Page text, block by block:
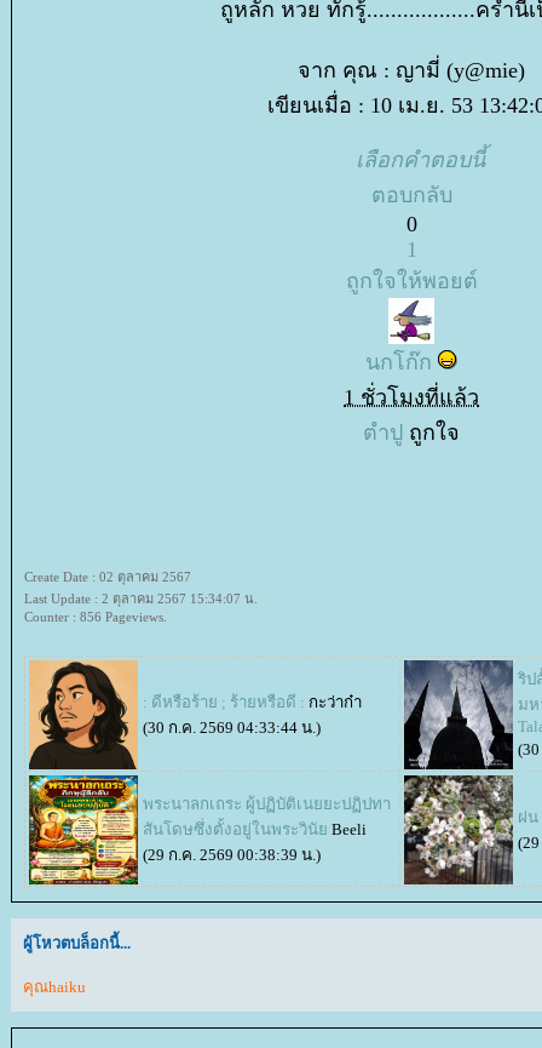
ถูหลัก หวย ทักรู้..................คร่ำนี้
จาก คุณ : ญามี่ (y@mie)
เขียนเมื่อ : 10 เม.ย. 53
เลือกคำตอบนี้
ตอบกลับ
0
1
ถูกใจให้พอยต์
นกโก๊ก
1 ชั่วโมงที่แล้ว
ตำปู ถูกใจ
Create Date : 02 ตุลาคม 2567
Last Update : 2 ตุลาคม 2567 15:34:07 น.
Counter : 856 Pageviews.
: ดีหรือร้าย ; ร้ายหรือดี : กะว่าก๋า
(30 ก.ค. 2569 04:33:44 น.)
ริป
มห
พระนาลกเถระ ผู้ปฏิบัติเนยยะปฏิปทา
สันโดษซึ่งตั้งอยู่ในพระวินั Beeli
(29 ก.ค. 2569 00:38:39 น.)
ฝน
ผู้โหวตบล็อกนี้...
คุณhaiku